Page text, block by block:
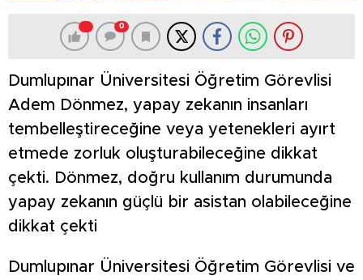
0
Dumlupınar Üniversitesi Öğretim Görevlisi
Adem Dönmez, yapay zekanın insanları
tembelleştireceğine veya yetenekleri ayırt
etmede zorluk oluşturabileceğine dikkat
çekti. Dönmez, doğru kullanım durumunda
yapay zekanın güçlü bir asistan olabileceğine
dikkat çekti
Dumlupınar Üniversitesi Öğretim Görevlisi ve